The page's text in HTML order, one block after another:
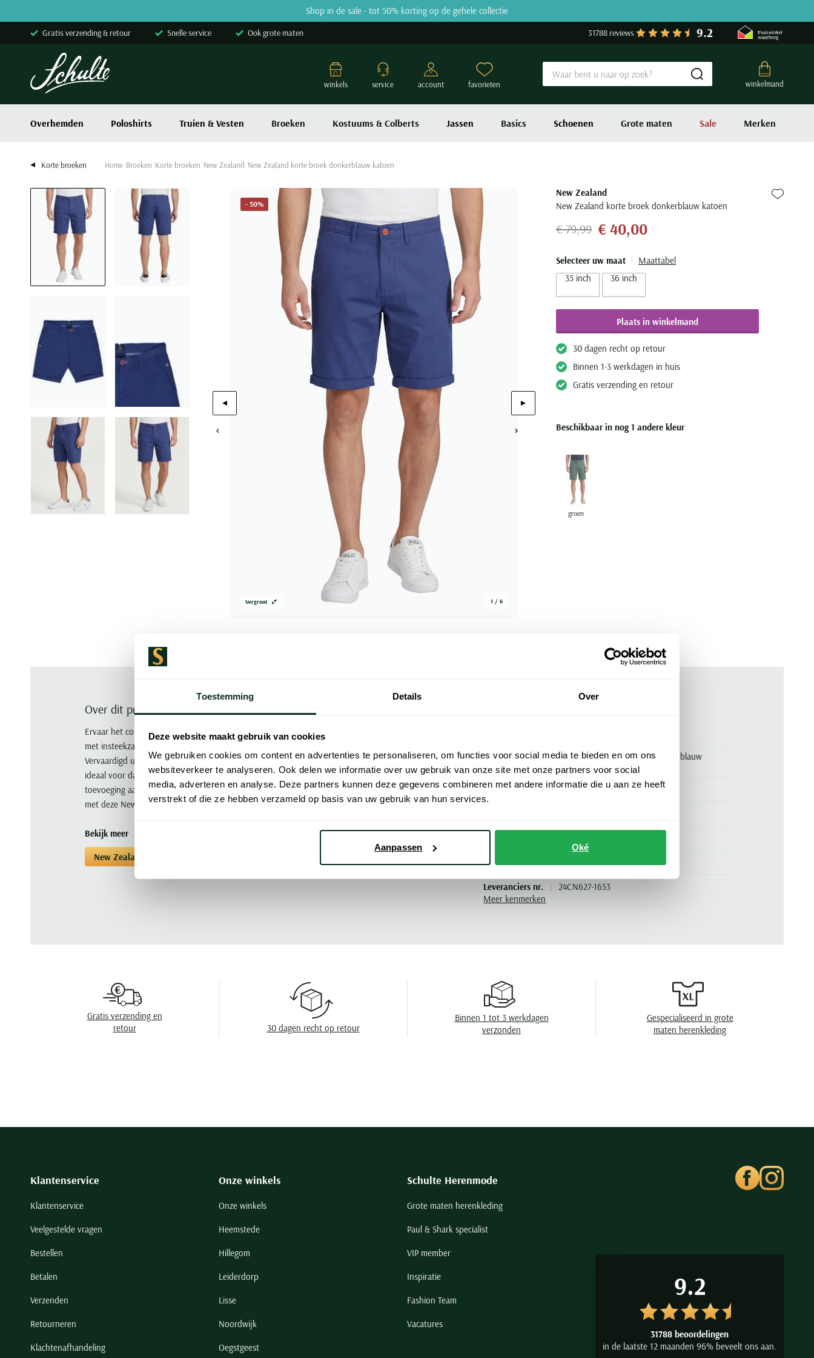
Toestemming Details Over
Deze website maakt gebruik van cookies
We gebruiken cookies om content en advertenties te personaliseren, om functies voor social media te bieden en om ons
websiteverkeer te analyseren. Ook delen we informatie over uw gebruik van onze site met onze partners voor social
media, adverteren en analyse. Deze partners kunnen deze gegevens combineren met andere informatie die u aan ze heeft
verstrekt of die ze hebben verzameld op basis van uw gebruik van hun services.
Aanpassen Oké
Shop in de sale - tot 50% korting op de gehele collectie
Gratis verzending & retour Snelle service Ook grote maten 31788 reviews 9.2
winkelmand
Submit search
Overhemden Poloshirts Truien & Vesten Broeken Kostuums & Colberts Jassen Basics Schoenen Grote maten Sale Merken
winkels service account favorieten
Korte broeken Home Broeken Korte broeken New Zealand New Zealand korte broek donkerblauw katoen
Vergroot 1 / 6
- 50%
New Zealand
New Zealand korte broek donkerblauw katoen
Zet bij
€ 79,99 € 40,00
Selecteer uw maat
Maattabel
35 inch
36 inch
Plaats in winkelmand
30 dagen recht op retour
Binnen 1-3 werkdagen in huis
Gratis verzending en retour
Beschikbaar in nog 1 andere kleur
groen
Over dit product
Ervaar het comfort en de stijl van de New Zealand bermuda in blauw. Deze normale fit broek
met insteekzakken is perfect voor de zomer en biedt een strakke doch casual look.
Vervaardigd uit 98% katoen en 2% elastaan combineert het duurzaamheid met flexibiliteit
ideaal voor dagelijks gebruik. Het effen donkerblauwe ontwerp maakt het een veelzijdige
toevoeging aan elke garderobe. Voeg een vleugje leuke en relaxte stijl toe aan je zomeroutfits
met deze New Zealand bermuda. Voel het verschil en bestel vandaag nog jouw eigen paar.
Bekijk meer
New Zealand
Naam New Zealand korte broek donkerblauw
katoen
Merk New Zealand
Kleur
Leveranciers nr. 24CN627-1653
Meer kenmerken
Gratis verzending en
retour
30 dagen recht op retour
Binnen 1 tot 3 werkdagen
verzonden
Gespecialiseerd in grote
maten herenkleding
Klantenservice
Klantenservice
Veelgestelde vragen
Bestellen
Betalen
Verzenden
Retourneren
Klachtenafhandeling
Onze winkels
Onze winkels
Heemstede
Hillegom
Leiderdorp
Lisse
Noordwijk
Oegstgeest
Schulte Herenmode
Grote maten herenkleding
Paul & Shark specialist
VIP member
Inspiratie
Fashion Team
Vacatures
9.2
31788 beoordelingen
in de laatste 12 maanden 96% beveelt ons aan.